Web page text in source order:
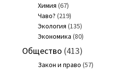
Химия (67)
Чаво? (219)
Экология (135)
Экономика (80)
Общество (413)
Закон и право (57)